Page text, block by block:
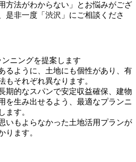
方法がわからない」とお悩みがござ
是非一度「渋沢」にご相談くださ
ニングを提案します
るように、土地にも個性があり、有
もそれぞれ異なります。
期的なスパンで安定収益確保、建物
を生み出せるよう、最適なプランニ
ます。
いもよらなかった土地活用プランが
ります。